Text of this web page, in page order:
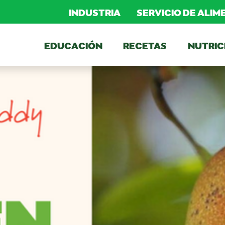
INDUSTRIA SERVICIO DE
EDUCACIÓN RECETAS